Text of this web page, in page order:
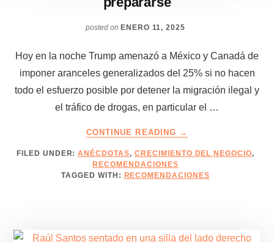
posted on ENERO 11, 2025
Hoy en la noche Trump amenazó a México y Canadá de
imponer aranceles generalizados del 25% si no hacen
todo el esfuerzo posible por detener la migración ilegal y
el tráfico de drogas, en particular el …
CONTINUE READING
DEL
25%
PREPARARSE
→
FILED UNDER:ANÉCDOTAS, CRECIMIENTO DEL NEGOCIO,
RECOMENDACIONES
TAGGED WITH: RECOMENDACIONES